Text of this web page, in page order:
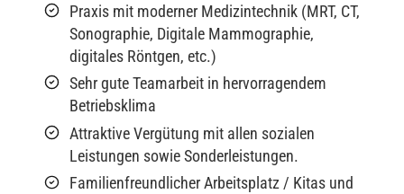
Praxis mit moderner Medizintechnik (MRT, CT,
Sonographie, Digitale Mammographie,
digitales Röntgen, etc.)
Sehr gute Teamarbeit in hervorragendem
Betriebsklima
Attraktive Vergütung mit allen sozialen
Leistungen sowie Sonderleistungen.
Familienfreundlicher Arbeitsplatz / Kitas und